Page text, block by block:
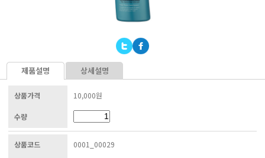
제품설명 상세설명
상품가격 10,000원
수량
상품코드
0001_00029